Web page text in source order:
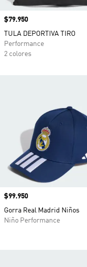
Precio
$79.950
TULA DEPORTIVA TIRO
Performance
2 colores
Precio
$99.950
Gorra Real Madrid Niños
Niño Performance